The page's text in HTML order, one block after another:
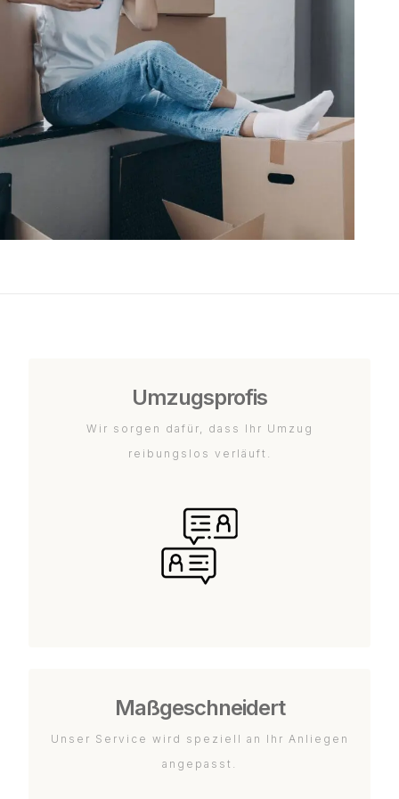
Umzugsprofis
Wir sorgen dafür, dass Ihr Umzug
reibungslos verläuft.
Maßgeschneidert
Unser Service wird speziell an Ihr Anliegen
angepasst.